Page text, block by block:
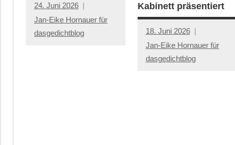
24. Juni 2026
Jan-Eike Hornauer für
dasgedichtblog
Kabinett präsentiert
18. Juni 2026
Jan-Eike Hornauer für
dasgedichtblog